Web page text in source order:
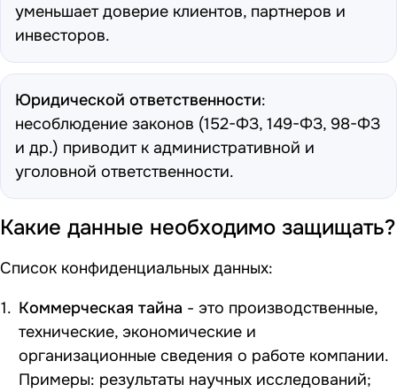
уменьшает доверие клиентов, партнеров и
инвесторов.
Юридической ответственности:
несоблюдение законов (152-ФЗ, 149-ФЗ, 98-ФЗ
и др.) приводит к административной и
уголовной ответственности.
Какие данные необходимо защищать?
Список конфиденциальных данных:
Коммерческая тайна - это производственные,
технические, экономические и
организационные сведения о работе компании.
Примеры: результаты научных исследований;